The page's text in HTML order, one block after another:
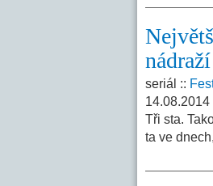
nádraží
seriál ::
14.08.2014
Tři sta.
ta ve